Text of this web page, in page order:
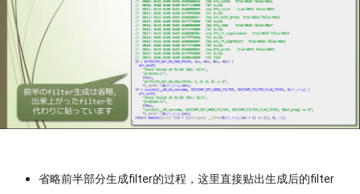
省略前半部分生成filter的过程，这里直接贴出生成后的filter